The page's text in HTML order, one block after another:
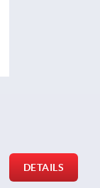
DETAILS